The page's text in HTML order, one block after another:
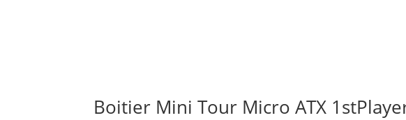
Boitier Mini Tour Micro ATX